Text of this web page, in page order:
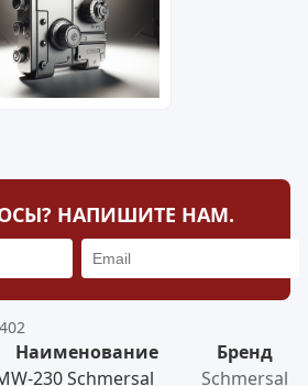
НАПИШИТЕ НАМ.
Наименование Бренд
230 Schmersal Schmersal